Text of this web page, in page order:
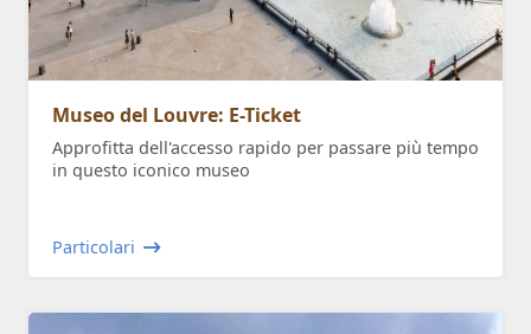
Museo del Louvre: E-Ticket
Approfitta dell'accesso rapido per passare più tempo
in questo iconico museo
Particolari